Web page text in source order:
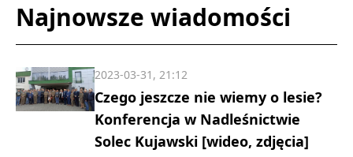
Najnowsze wiadomości
Czego jeszcze nie wiemy o lesie?
Konferencja w Nadleśnictwie
Solec Kujawski [wideo, zdjęcia]
2023-03-31, 21:12